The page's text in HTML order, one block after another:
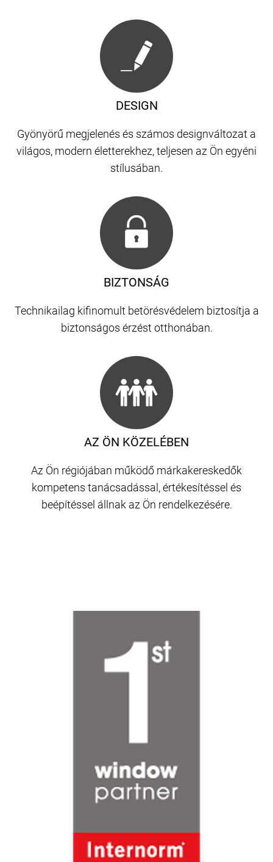
DESIGN
Gyönyörű megjelenés és számos designváltozat a
világos, modern életterekhez, teljesen az Ön egyéni
stílusában.
AZ ÖN KÖZELÉBEN
Az Ön régiójában működő márkakereskedők
kompetens tanácsadással, értékesítéssel és
beépítéssel állnak az Ön rendelkezésére.
BIZTONSÁG
Technikailag kifinomult betörésvédelem biztosítja a
biztonságos érzést otthonában.